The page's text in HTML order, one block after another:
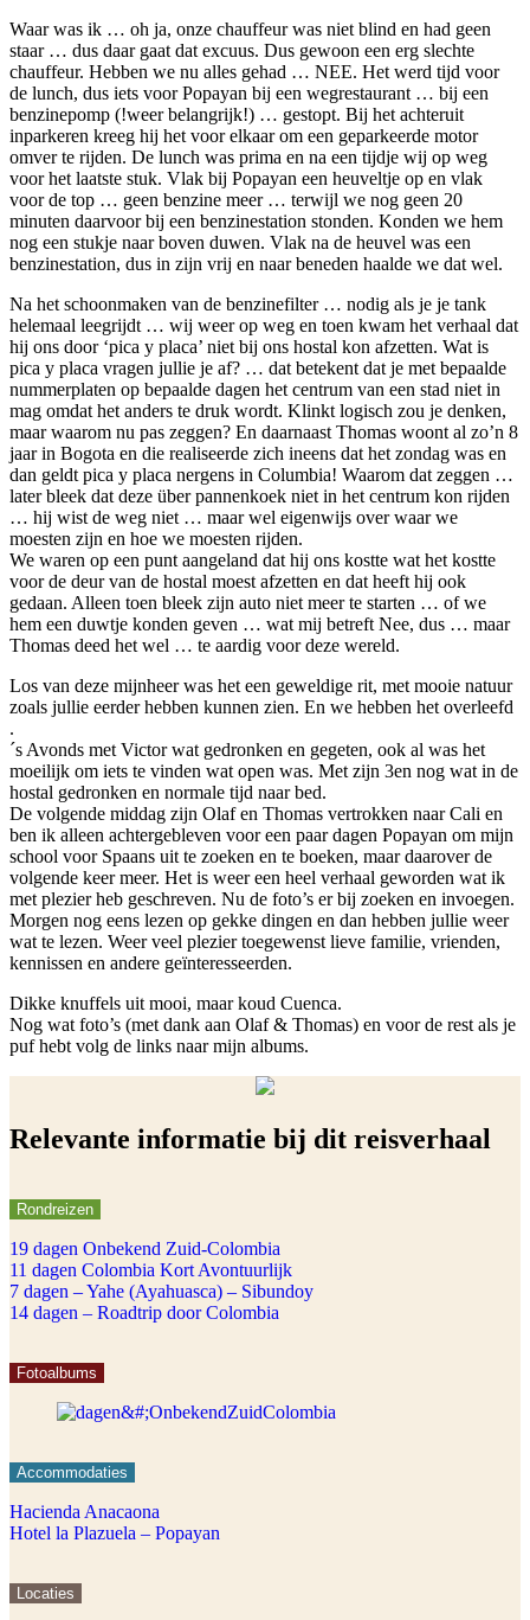
Waar was ik … oh ja, onze chauffeur was niet blind en had geen
staar … dus daar gaat dat excuus. Dus gewoon een erg slechte
chauffeur. Hebben we nu alles gehad … NEE. Het werd tijd voor
de lunch, dus iets voor Popayan bij een wegrestaurant … bij een
benzinepomp (!weer belangrijk!) … gestopt. Bij het achteruit
inparkeren kreeg hij het voor elkaar om een geparkeerde motor
omver te rijden. De lunch was prima en na een tijdje wij op weg
voor het laatste stuk. Vlak bij Popayan een heuveltje op en vlak
voor de top … geen benzine meer … terwijl we nog geen 20
minuten daarvoor bij een benzinestation stonden. Konden we hem
nog een stukje naar boven duwen. Vlak na de heuvel was een
benzinestation, dus in zijn vrij en naar beneden haalde we dat wel.
Na het schoonmaken van de benzinefilter … nodig als je je tank
helemaal leegrijdt … wij weer op weg en toen kwam het verhaal dat
hij ons door ‘pica y placa’ niet bij ons hostal kon afzetten. Wat is
pica y placa vragen jullie je af? … dat betekent dat je met bepaalde
nummerplaten op bepaalde dagen het centrum van een stad niet in
mag omdat het anders te druk wordt. Klinkt logisch zou je denken,
maar waarom nu pas zeggen? En daarnaast Thomas woont al zo’n 8
jaar in Bogota en die realiseerde zich ineens dat het zondag was en
dan geldt pica y placa nergens in Columbia! Waarom dat zeggen …
later bleek dat deze über pannenkoek niet in het centrum kon rijden
… hij wist de weg niet … maar wel eigenwijs over waar we
moesten zijn en hoe we moesten rijden.
We waren op een punt aangeland dat hij ons kostte wat het kostte
voor de deur van de hostal moest afzetten en dat heeft hij ook
gedaan. Alleen toen bleek zijn auto niet meer te starten … of we
hem een duwtje konden geven … wat mij betreft Nee, dus … maar
Thomas deed het wel … te aardig voor deze wereld.
Los van deze mijnheer was het een geweldige rit, met mooie natuur
zoals jullie eerder hebben kunnen zien. En we hebben het overleefd
.
´s Avonds met Victor wat gedronken en gegeten, ook al was het
moeilijk om iets te vinden wat open was. Met zijn 3en nog wat in de
hostal gedronken en normale tijd naar bed.
De volgende middag zijn Olaf en Thomas vertrokken naar Cali en
ben ik alleen achtergebleven voor een paar dagen Popayan om mijn
school voor Spaans uit te zoeken en te boeken, maar daarover de
volgende keer meer. Het is weer een heel verhaal geworden wat ik
met plezier heb geschreven. Nu de foto’s er bij zoeken en invoegen.
Morgen nog eens lezen op gekke dingen en dan hebben jullie weer
wat te lezen. Weer veel plezier toegewenst lieve familie, vrienden,
kennissen en andere geïnteresseerden.
Dikke knuffels uit mooi, maar koud Cuenca.
Nog wat foto’s (met dank aan Olaf & Thomas) en voor de rest als je
puf hebt volg de links naar mijn albums.
Relevante informatie bij dit reisverhaal
Rondreizen
19 dagen Onbekend Zuid-Colombia
11 dagen Colombia Kort Avontuurlijk
7 dagen – Yahe (Ayahuasca) – Sibundoy
14 dagen – Roadtrip door Colombia
Fotoalbums
Accommodaties
Hacienda Anacaona
Hotel la Plazuela – Popayan
Locaties